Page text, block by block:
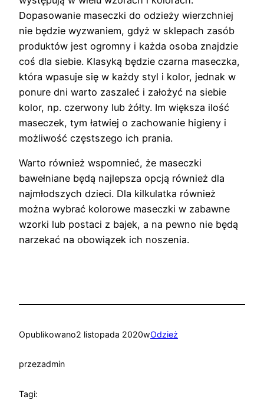
Dopasowanie maseczki do odzieży wierzchniej
nie będzie wyzwaniem, gdyż w sklepach zasób
produktów jest ogromny i każda osoba znajdzie
coś dla siebie. Klasyką będzie czarna maseczka,
która wpasuje się w każdy styl i kolor, jednak w
ponure dni warto zaszaleć i założyć na siebie
kolor, np. czerwony lub żółty. Im większa ilość
maseczek, tym łatwiej o zachowanie higieny i
możliwość częstszego ich prania.
Warto również wspomnieć, że maseczki
bawełniane będą najlepsza opcją również dla
najmłodszych dzieci. Dla kilkulatka również
można wybrać kolorowe maseczki w zabawne
wzorki lub postaci z bajek, a na pewno nie będą
narzekać na obowiązek ich noszenia.
Opublikowano2 listopada 2020wOdzież
przezadmin
Tagi: